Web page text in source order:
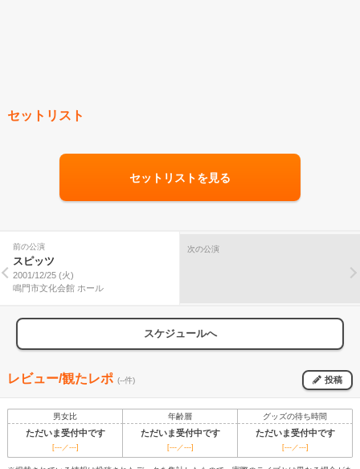
セットリスト
セットリストを見る
前の公演
スピッツ
2001/12/25 (火)
鳴門市文化会館 ホール
次の公演
スケジュールへ
レビュー/観たレポ (--件) 投稿
男女比 年齢層 グッズの待ち時間
ただいま受付中です ただいま受付中です ただいま受付中です
[---／---] [---／---] [---／---]